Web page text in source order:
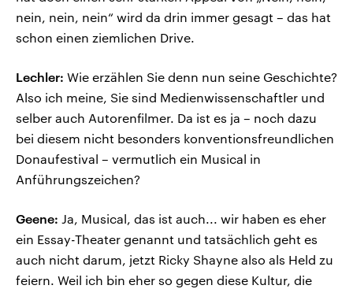
nein, nein, nein“ wird da drin immer gesagt – das hat
schon einen ziemlichen Drive.
Lechler: Wie erzählen Sie denn nun seine Geschichte?
Also ich meine, Sie sind Medienwissenschaftler und
selber auch Autorenfilmer. Da ist es ja – noch dazu
bei diesem nicht besonders konventionsfreundlichen
Donaufestival – vermutlich ein Musical in
Anführungszeichen?
Geene: Ja, Musical, das ist auch... wir haben es eher
ein Essay-Theater genannt und tatsächlich geht es
auch nicht darum, jetzt Ricky Shayne also als Held zu
feiern. Weil ich bin eher so gegen diese Kultur, die